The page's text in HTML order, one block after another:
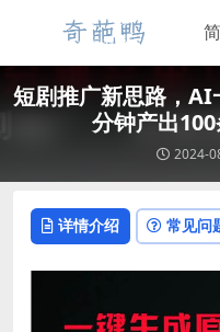
短剧推广新思路，
分钟产出
2024-
详情介绍 常见问